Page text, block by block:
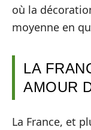
où la
moyenne en
LA
AMOUR
La France, et